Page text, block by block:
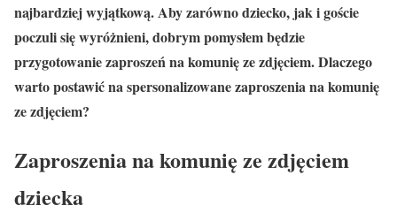
najbardziej wyjątkową. Aby zarówno dziecko, jak i goście
poczuli się wyróżnieni, dobrym pomysłem będzie
przygotowanie zaproszeń na komunię ze zdjęciem. Dlaczego
warto postawić na spersonalizowane zaproszenia na komunię
ze zdjęciem?
Zaproszenia na komunię ze zdjęciem
dziecka